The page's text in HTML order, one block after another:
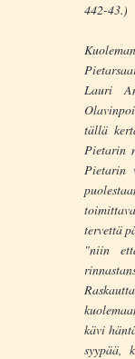
442-43.)
Lauri
tällä
Pietarin
Pietarin
tervettä
"niin
kävi
syypää,